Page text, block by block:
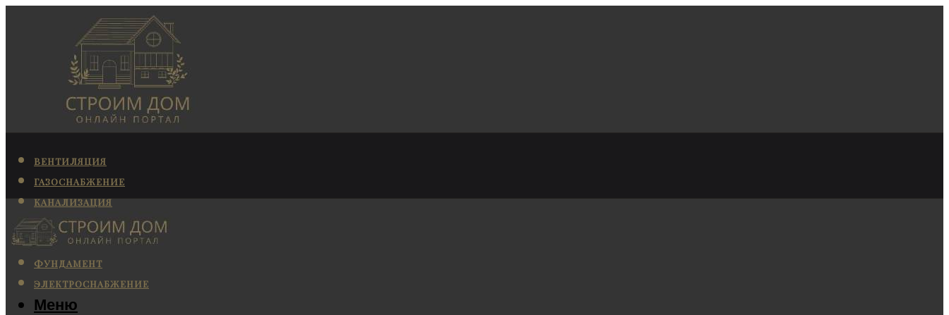
ВЕНТИЛЯЦИЯ
ГАЗОСНАБЖЕНИЕ
КАНАЛИЗАЦИЯ
КОНДИЦИОНИРОВАНИЕ
ОТОПЛЕНИЕ
ФУНДАМЕНТ
ЭЛЕКТРОСНАБЖЕНИЕ
Меню